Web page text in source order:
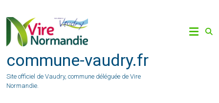
content
commune-vaudry.fr
Site officiel de Vaudry, commune déléguée de Vire
Normandie.